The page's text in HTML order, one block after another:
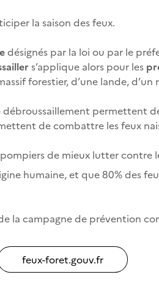
la saison des feux.
désignés par la loi ou par le
s’applique alors pour les
forestier, d’une lande,
débroussaillement permettent
de combattre les feux
de mieux lutter contre
humaine, et que 80% des
la campagne de prévention
feux-foret.gouv.fr